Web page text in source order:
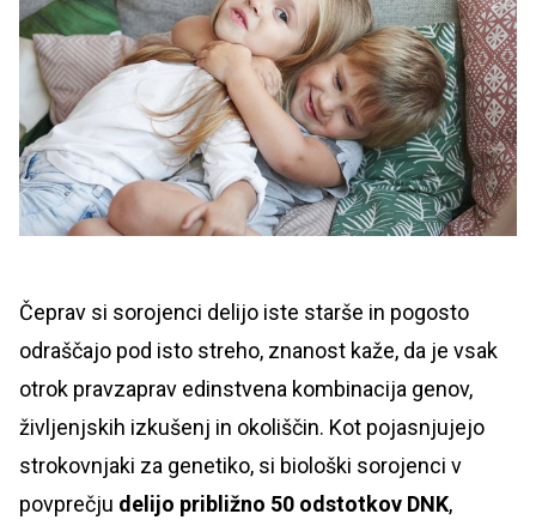
Čeprav si sorojenci delijo iste starše in pogosto
odraščajo pod isto streho, znanost kaže, da je vsak
otrok pravzaprav edinstvena kombinacija genov,
življenjskih izkušenj in okoliščin. Kot pojasnjujejo
strokovnjaki za genetiko, si biološki sorojenci v
povprečju delijo približno 50 odstotkov DNK,